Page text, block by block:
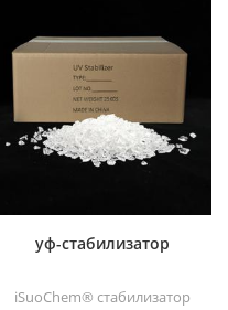
совместимостью, низкой
летучестью, хорошей
ультрафиолетовой
абсорбцией, подходит для
ПК, домашних животных,
пом, полиамида,
полипропилена,
полиуретана и полиуретана
и т. д.
уф-стабилизатор
iSuoChem® стабилизатор